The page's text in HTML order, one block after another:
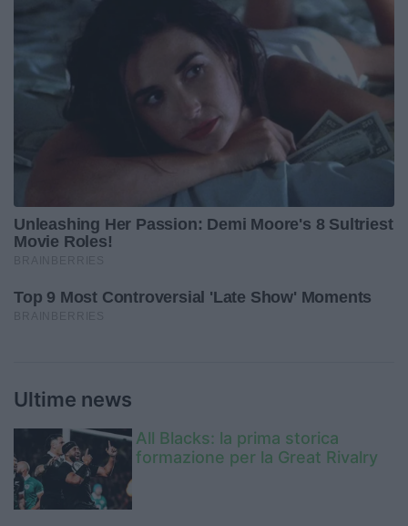
Ultime news
All Blacks: la prima storica
formazione per la Great Rivalry